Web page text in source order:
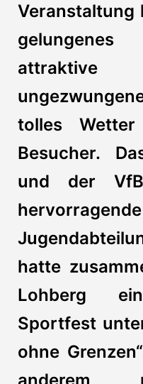
Veranstaltung
tolles
Besucher.
und der
hatte
Lohberg
Sportfest
ohne